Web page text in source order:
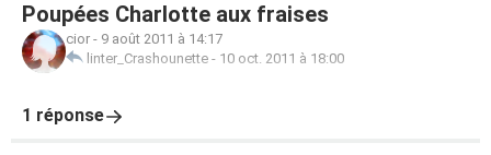
Poupées Charlotte aux fraises
cior - 9 août 2011 à 14:17
linter_Crashounette - 10 oct. 2011 à 18:00
1 réponse